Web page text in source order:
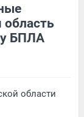
область
БПЛА
области